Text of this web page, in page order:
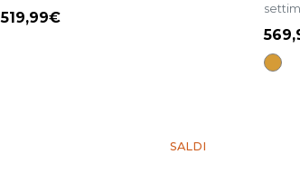
519,99
SALDI